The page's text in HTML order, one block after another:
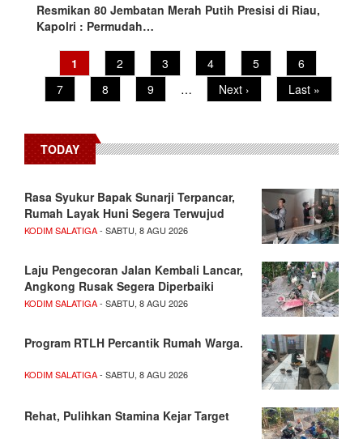
Resmikan 80 Jembatan Merah Putih Presisi di Riau,
Kapolri : Permudah…
PaginationCurrent
page
1 Page
2 Page
3 Page
4 Page
5 Page
6
Page
7 Page
8 Page
9 …
Next
page
Next ›
Last
page
Last »
TODAY
Rasa Syukur Bapak Sunarji Terpancar,
Rumah Layak Huni Segera Terwujud
KODIM SALATIGA- SABTU, 8 AGU 2026
Laju Pengecoran Jalan Kembali Lancar,
Angkong Rusak Segera Diperbaiki
KODIM SALATIGA- SABTU, 8 AGU 2026
Program RTLH Percantik Rumah Warga.
KODIM SALATIGA- SABTU, 8 AGU 2026
Rehat, Pulihkan Stamina Kejar Target